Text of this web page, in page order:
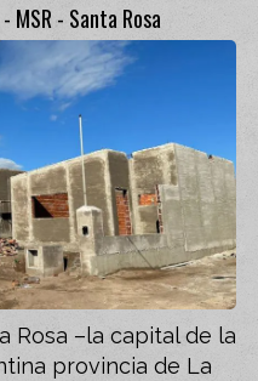
MSR - Santa Rosa
Rosa –la capital de la
provincia de La